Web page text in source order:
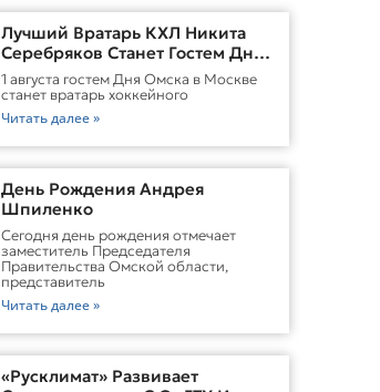
Лучший Вратарь КХЛ Никита
Серебряков Станет Гостем Дня
Омска В Москве
1 августа гостем Дня Омска в Москве
станет вратарь хоккейного
Читать далее »
День Рождения Андрея
Шпиленко
Cегодня день рождения отмечает
заместитель Председателя
Правительства Омской области,
представитель
Читать далее »
«Русклимат» Развивает